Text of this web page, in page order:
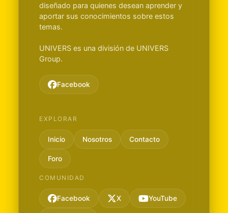
diseñado para quienes desean aprender y
aportar sus conocimientos sobre estos
temas.
UNIVERS es una división de UNIVERS
Group.
Facebook
EXPLORAR
Inicio Nosotros Contacto
Foro
COMUNIDAD
Facebook X YouTube